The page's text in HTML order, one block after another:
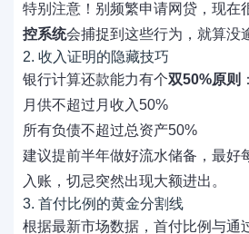
特别注意！别频繁申请网贷，现在
控系统会捕捉到这些行为，就算没
2. 收入证明的隐藏技巧
银行计算还款能力有个双50%原则 ：
月供不超过月收入50%
所有负债不超过总资产50%
建议提前半年做好流水储备，最好
入账，切忌突然出现大额进出。
3. 首付比例的黄金分割线
根据最新市场数据，首付比例与通